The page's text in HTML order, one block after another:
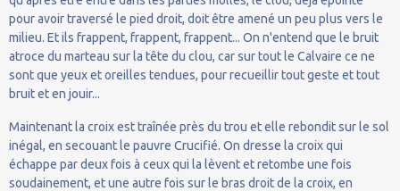
pour avoir traversé le pied droit, doit être amené un peu plus vers le
milieu. Et ils frappent, frappent, frappent... On n'entend que le bruit
atroce du marteau sur la tête du clou, car sur tout le Calvaire ce ne
sont que yeux et oreilles tendues, pour recueillir tout geste et tout
bruit et en jouir...
Maintenant la croix est traînée près du trou et elle rebondit sur le sol
inégal, en secouant le pauvre Crucifié. On dresse la croix qui
échappe par deux fois à ceux qui la lèvent et retombe une fois
soudainement, et une autre fois sur le bras droit de la croix, en